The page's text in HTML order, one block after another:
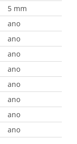
5 mm
ano
ano
ano
ano
ano
ano
ano
ano